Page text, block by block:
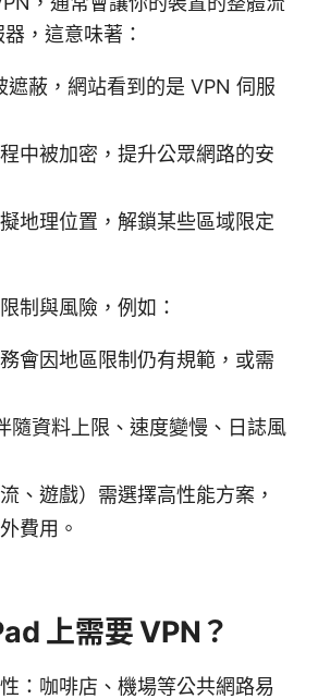
，這意味著：
遮蔽，網站看到的是 VPN 伺服
中被加密，提升公眾網路的安
地理位置，解鎖某些區域限定
制與風險，例如：
會因地區限制仍有規範，或需
隨資料上限、速度變慢、日誌風
、遊戲）需選擇高性能方案，
費用。
上需要 VPN？
：咖啡店、機場等公共網路易